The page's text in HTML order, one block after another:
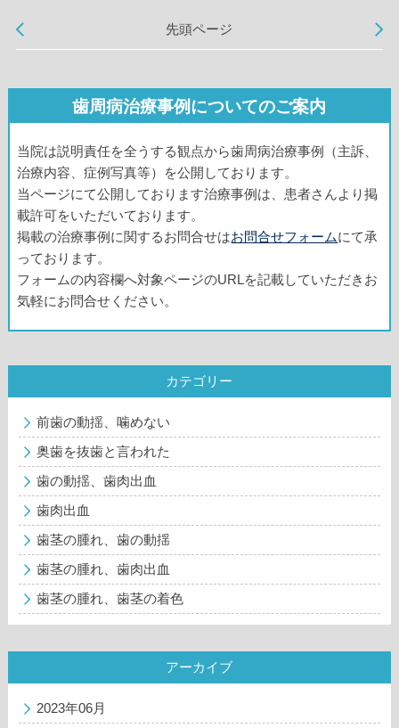
先頭ページ
歯周病治療事例についてのご案内
当院は説明責任を全うする観点から歯周病治療事例（主訴、
治療内容、症例写真等）を公開しております。
当ページにて公開しております治療事例は、患者さんより掲
載許可をいただいております。
掲載の治療事例に関するお問合せはお問合せフォームにて承
っております。
フォームの内容欄へ対象ページのURLを記載していただきお
気軽にお問合せください。
カテゴリー
前歯の動揺、噛めない
奥歯を抜歯と言われた
歯の動揺、歯肉出血
歯肉出血
歯茎の腫れ、歯の動揺
歯茎の腫れ、歯肉出血
歯茎の腫れ、歯茎の着色
アーカイブ
2023年06月